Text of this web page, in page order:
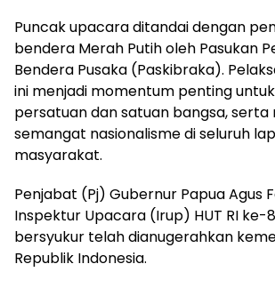
Puncak upacara ditandai dengan
bendera Merah Putih oleh Pasukan
Bendera Pusaka (Paskibraka).
ini menjadi momentum penting
persatuan dan satuan bangsa,
semangat nasionalisme di seluruh
masyarakat.
Penjabat (Pj) Gubernur Papua Agus
Inspektur Upacara (Irup) HUT RI ke-
bersyukur telah dianugerahkan
Republik Indonesia.